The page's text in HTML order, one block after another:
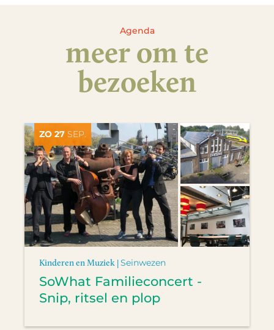
Agenda
meer om te
bezoeken
ZO 27 SEP.
Kinderen en Muziek |Seinwezen
SoWhat Familieconcert -
Snip, ritsel en plop